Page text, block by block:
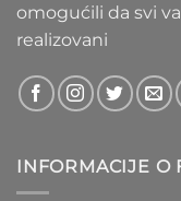
omogućili da svi
realizovani
INFORMACIJE O